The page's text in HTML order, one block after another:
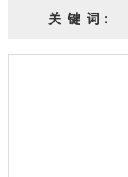
关 键 词：